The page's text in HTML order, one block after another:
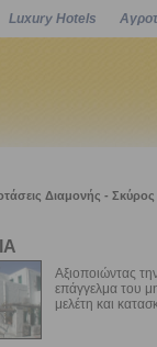
Luxury Hotels
Διαμονής - Σκύρος
Αξιοποιώντας
επάγγελμα του
μελέτη και